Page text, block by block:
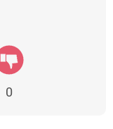
0